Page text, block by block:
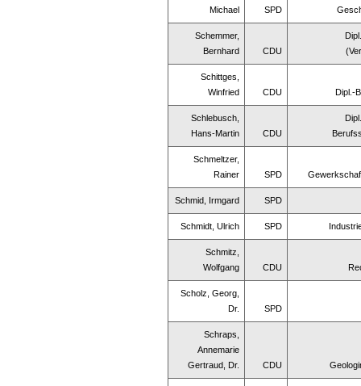
Michael
SPD
Schemmer,
Bernhard
CDU
Schittges,
Winfried
CDU Dipl.-
Schlebusch,
Hans-Martin
CDU
Schmeltzer,
Rainer
SPD
Schmid, Irmgard SPD
Schmidt, Ulrich SPD
Schmitz,
Wolfgang
CDU
Scholz, Georg,
Dr.
SPD
Schraps,
Annemarie
Gertraud, Dr.
CDU